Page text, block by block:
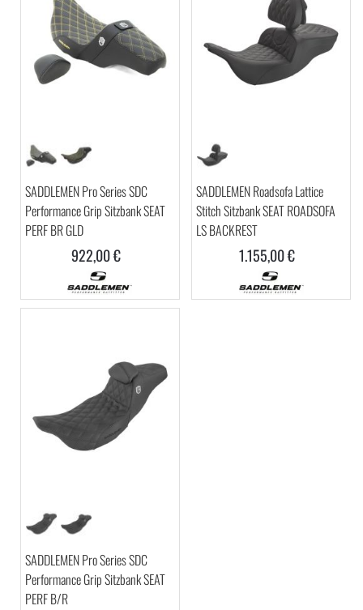
SADDLEMEN Pro Series SDC
Performance Grip Sitzbank SEAT
PERF BR GLD
922,00 €
SADDLEMEN Roadsofa Lattice
Stitch Sitzbank SEAT ROADSOFA
LS BACKREST
1.155,00 €
SADDLEMEN Pro Series SDC
Performance Grip Sitzbank SEAT
PERF B/R